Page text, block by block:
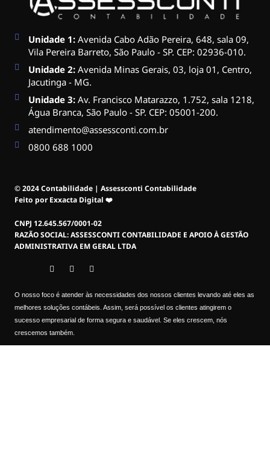
Unidade 1: Avenida Cabo Adão Pereira, 648, sala 09,
Vila Pereira Barreto, São Paulo - SP. CEP: 02936-010.
Unidade 2:Avenida Minas Gerais, 03, loja 01, Centro,
Jacutinga - MG.
Unidade 3:Av. Francisco Matarazzo, 1.752, sala 1218,
Água Branca, São Paulo - SP. CEP: 05001-200.
atendimento@assessconti.com.br
0800 688 1000
© 2024 Contabilidade | Assessconti Contabilidade
Feito por Exxacta Digital ❤️
CNPJ 12.645.567/0001-02
RAZÃO SOCIAL: ASSESSCONTI CONTABILIDADE E APOIO À GESTÃO
ADMINISTRATIVA EM GERAL LTDA
O nosso foco é atender às necessidades dos nossos clientes levando até eles as
melhores soluções contábeis. Assim, será possível os clientes atingirem o
sucesso empresarial de forma segura e saudável. Se eles crescem, nós
crescemos também.